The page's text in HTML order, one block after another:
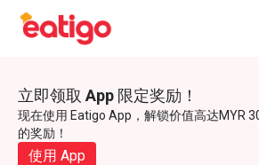
立即领取 App 限定奖励！
现在使用 Eatigo App，解锁价值高达MYR
的奖励！
使用 App